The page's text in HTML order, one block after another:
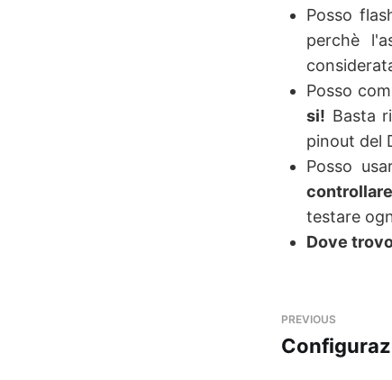
Posso
perchè
Posso
si! Basta
pinout del
Posso
controllare
testare
Dove
PREVIOUS